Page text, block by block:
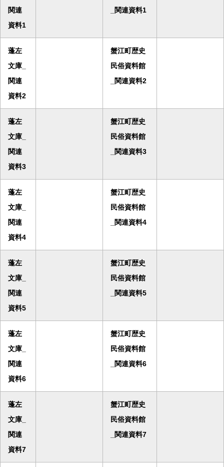
関連
資料1
_関連資料1
蓬左
文庫_
関連
資料2
蟹江町歴史
民俗資料館
_関連資料2
蓬左
文庫_
関連
資料3
蟹江町歴史
民俗資料館
_関連資料3
蓬左
文庫_
関連
資料4
蟹江町歴史
民俗資料館
_関連資料4
蓬左
文庫_
関連
資料5
蟹江町歴史
民俗資料館
_関連資料5
蓬左
文庫_
関連
資料6
蟹江町歴史
民俗資料館
_関連資料6
蓬左
文庫_
関連
資料7
蟹江町歴史
民俗資料館
_関連資料7